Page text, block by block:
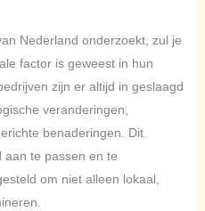
Nederland onderzoekt, zul je
factor is geweest in hun
zijn er altijd in geslaagd
veranderingen,
benaderingen. Dit
te passen en te
om niet alleen lokaal,